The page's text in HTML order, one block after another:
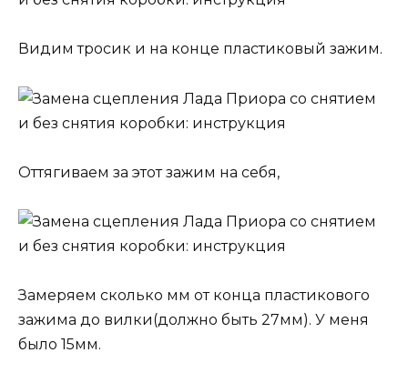
Видим тросик и на конце пластиковый зажим.
Оттягиваем за этот зажим на себя,
Замеряем сколько мм от конца пластикового
зажима до вилки(должно быть 27мм). У меня
было 15мм.